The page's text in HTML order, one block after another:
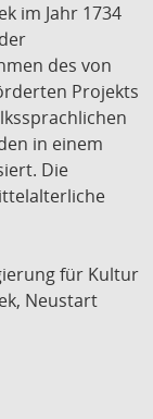
im Jahr 1734
des von
Projekts
in einem
Die
für Kultur
Neustart